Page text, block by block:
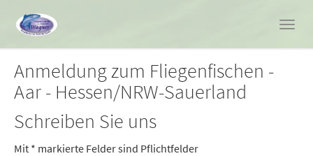
main
Anmeldung zum Fliegenfischen -
Aar - Hessen/NRW-Sauerland
Schreiben Sie uns
Mit * markierte Felder sind Pflichtfelder